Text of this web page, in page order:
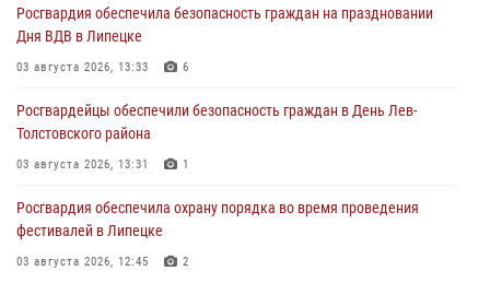
Росгвардия обеспечила безопасность граждан на праздновании
Дня ВДВ в Липецке
03 августа 2026, 13:33 6
Росгвардейцы обеспечили безопасность граждан в День Лев-
Толстовского района
03 августа 2026, 13:31 1
Росгвардия обеспечила охрану порядка во время проведения
фестивалей в Липецке
03 августа 2026, 12:45 2